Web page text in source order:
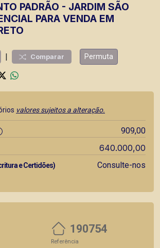
PADRÃO - JARDIM SÃO
PARA VENDA EM
| Comparar Permuta
valores sujeitos a alteração.
909,00
640.000,00
e Certidões) Consulte-nos
190754
Referência